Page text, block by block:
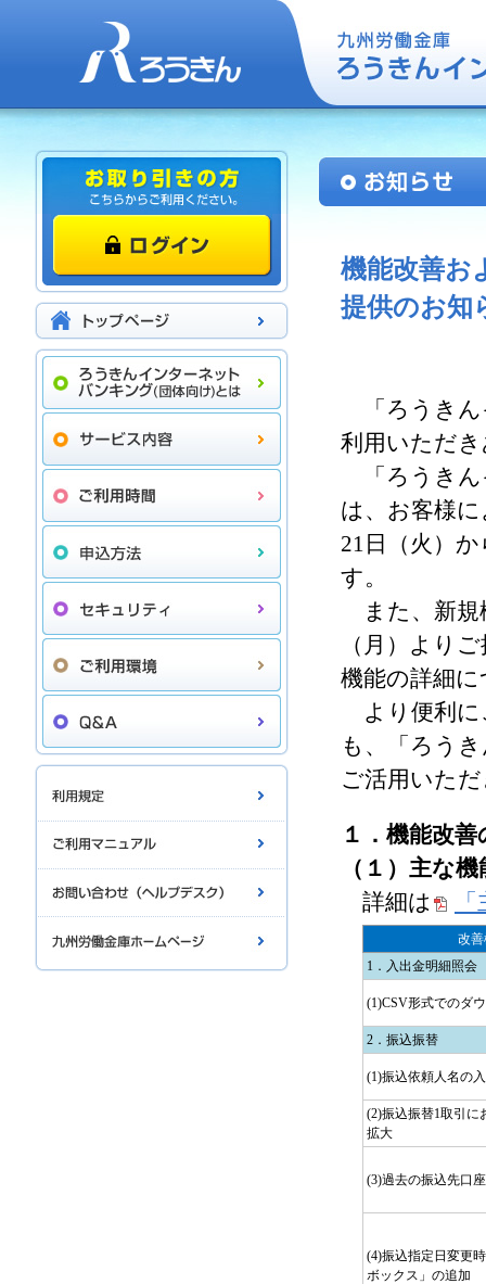
機能改善お
提供のお知
「ろうきん
利用いただ
「ろうきん
は、お客様
21日（火）
す。
また、新規
（月）より
機能の詳細
より便利に
も、「ろう
ご活用いた
１．機能改善
（１）主な
詳細は
改
1．入出金明細照会
(1)CSV形式でのダ
2．振込振替
(1)振込依頼人名の
(2)振込振替1取引に
拡大
(3)過去の振込先口
(4)振込指定日変更
ボックス」の追加